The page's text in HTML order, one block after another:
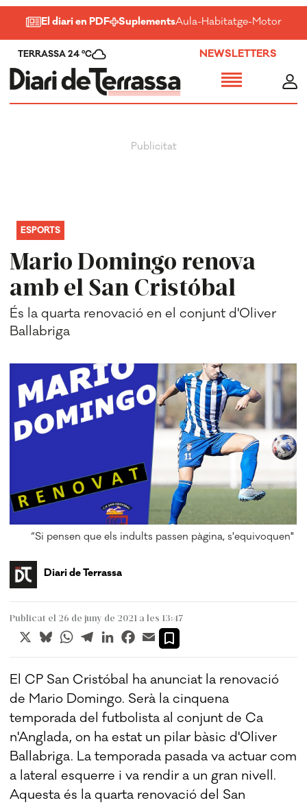
El diari en PDF SuplementsAula-Habitatge-Motor-
TERRASSA 24 ºC NEWSLETTERS
Mario Domingo renova
amb el San Cristóbal
ESPORTS
És la quarta renovació en el conjunt d'Oliver
Ballabriga
“Si pensen que els indults passen pàgina, s'equivoquen"
Diari de Terrassa
Publicat el 26 de juny de 2021 a les 13:47
X BlueskyWhatsApp
TelegramLinkedInFacebook
Email
El CP San Cristóbal ha anunciat la renovació
de Mario Domingo. Serà la cinquena
temporada del futbolista al conjunt de Ca
n'Anglada, on ha estat un pilar bàsic d'Oliver
Ballabriga. La temporada pasada va actuar com
a lateral esquerre i va rendir a un gran nivell.
Aquesta és la quarta renovació del San